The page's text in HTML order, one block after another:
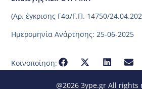
(Aρ. έγκρισης Γ4α/Γ.Π. 14750/
Ημερομηνία Ανάρτησης: 25-06-2025
Κοινοποίηση:
@2026 3ype.gr All rights